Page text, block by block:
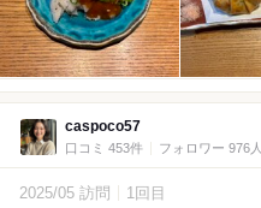
caspoco57
口コミ 453件 フォロワー 976人
2025/05 訪問 1回目